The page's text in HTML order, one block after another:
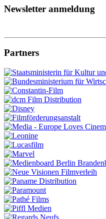
Newsletter anmeldung
Partners